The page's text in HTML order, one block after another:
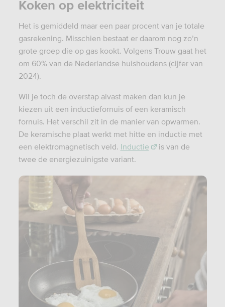
Koken op elektriciteit
Het is gemiddeld maar een paar procent van je totale
gasrekening. Misschien bestaat er daarom nog zo’n
grote groep die op gas kookt. Volgens Trouw gaat het
om 60% van de Nederlandse huishoudens (cijfer van
2024).
Wil je toch de overstap alvast maken dan kun je
kiezen uit een inductiefornuis of een keramisch
fornuis. Het verschil zit in de manier van opwarmen.
De keramische plaat werkt met hitte en inductie met
een elektromagnetisch veld. Inductie
is van de
twee de energiezuinigste variant.